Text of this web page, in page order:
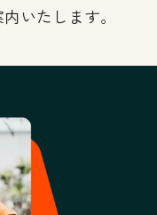
いたします。